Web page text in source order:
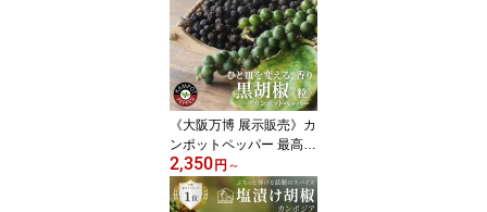
ひはつ 無化学肥料 スパ
イス 香辛料 胡椒 こしょ
う コショウ 長胡椒 ロン
グペッパー 調味料 アー
ユルヴェーダ カレー
《大阪万博 展示販売》カ
ンポットペッパー 最高級
黒胡椒 ( 乾燥・粒 ) 50g
カンボジア オーガニック
こしょう ブラックペッパ
2,350円 ～